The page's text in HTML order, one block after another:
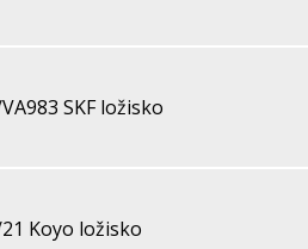
SKF ložisko
Koyo ložisko